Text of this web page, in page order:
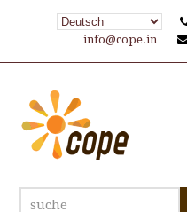
info@cope.in